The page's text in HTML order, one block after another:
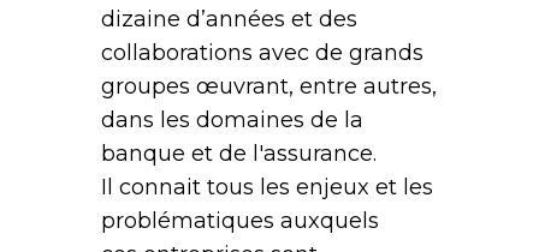
dizaine d’années et des
collaborations avec de grands
groupes œuvrant, entre autres,
dans les domaines de la
banque et de l'assurance.
Il connait tous les enjeux et les
problématiques auxquels